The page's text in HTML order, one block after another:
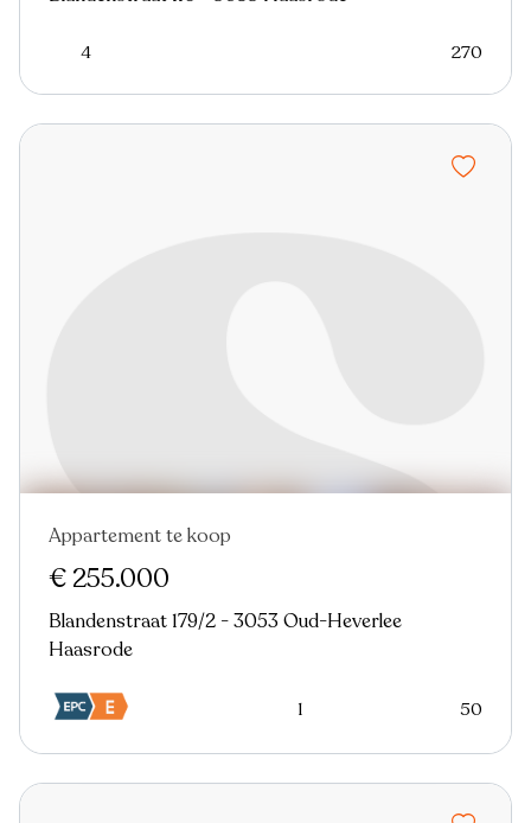
4 270
Appartement te koop
€ 255.000
Blandenstraat 179/2 - 3053 Oud-Heverlee
Haasrode
1 50